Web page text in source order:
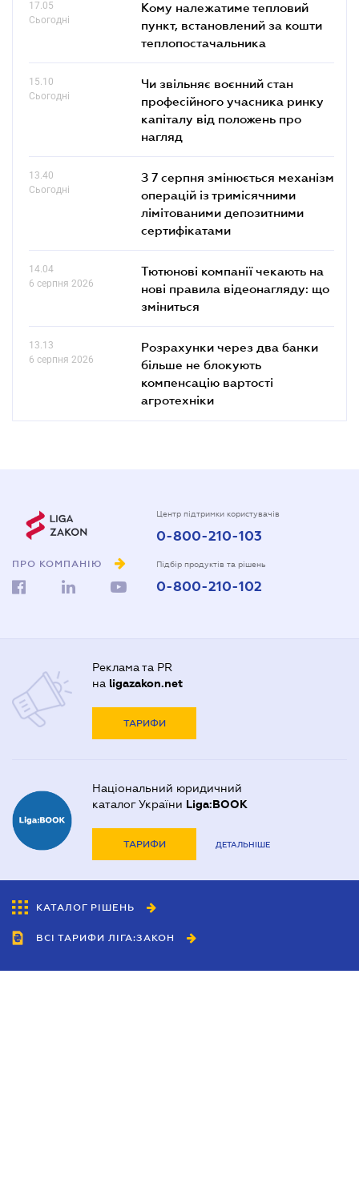
17.05
Сьогодні
Кому належатиме тепловий
пункт, встановлений за кошти
теплопостачальника
15.10
Сьогодні
Чи звільняє воєнний стан
професійного учасника ринку
капіталу від положень про
нагляд
13.40
Сьогодні
З 7 серпня змінюється механізм
операцій із тримісячними
лімітованими депозитними
сертифікатами
14.04
6 серпня 2026
Тютюнові компанії чекають на
нові правила відеонагляду: що
зміниться
13.13
6 серпня 2026
Розрахунки через два банки
більше не блокують
компенсацію вартості
агротехніки
ПРО КОМПАНІЮ
Центр підтримки користувачів
0-800-210-103
Підбір продуктів та рішень
0-800-210-102
Реклама та PR
на ligazakon.net
ТАРИФИ
Національний юридичний
каталог України Liga:BOOK
ТАРИФИ ДЕТАЛЬНІШЕ
КАТАЛОГ РІШЕНЬ
ВСІ ТАРИФИ ЛІГА:ЗАКОН